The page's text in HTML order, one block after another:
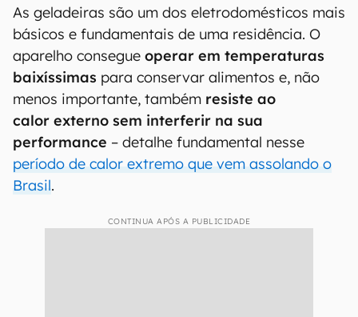
As geladeiras são um dos eletrodomésticos mais
básicos e fundamentais de uma residência. O
aparelho consegue operar em temperaturas
baixíssimas para conservar alimentos e, não
menos importante, também resiste ao
calor externo sem interferir na sua
performance – detalhe fundamental nesse
período de calor extremo que vem assolando o
Brasil.
CONTINUA APÓS A PUBLICIDADE